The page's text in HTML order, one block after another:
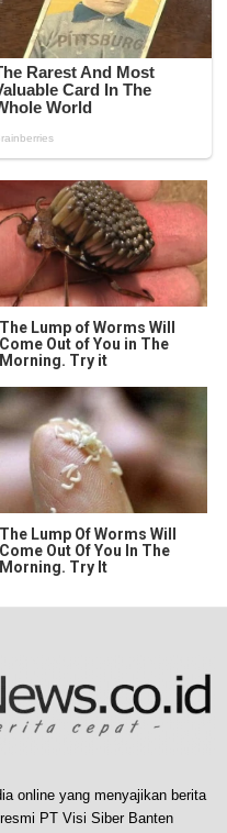
The Lump of Worms Will
Come Out of You in The
Morning. Try it
The Lump Of Worms Will
Come Out Of You In The
Morning. Try It
online yang menyajikan berita
PT Visi Siber Banten